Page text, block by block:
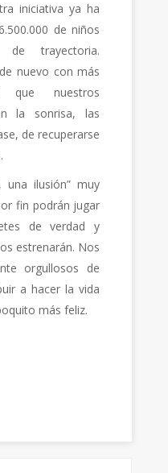
iniciativa ya ha
de niños
trayectoria.
nuevo con más
que nuestros
la sonrisa, las
de recuperarse
una ilusión” muy
fin podrán jugar
de verdad y
estrenarán. Nos
orgullosos de
a hacer la vida
más feliz.